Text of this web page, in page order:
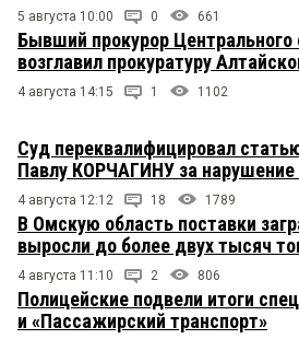
5 августа 10:00 0 661
Бывший прокурор Центрального
возглавил прокуратуру
4 августа 14:15 1 1102
Суд переквалифицировал
Павлу КОРЧАГИНУ за нарушение
4 августа 12:12 18 1789
В Омскую область поставки
выросли до более двух тысяч
4 августа 11:10 2 806
Полицейские подвели итоги
и «Пассажирский транспорт»